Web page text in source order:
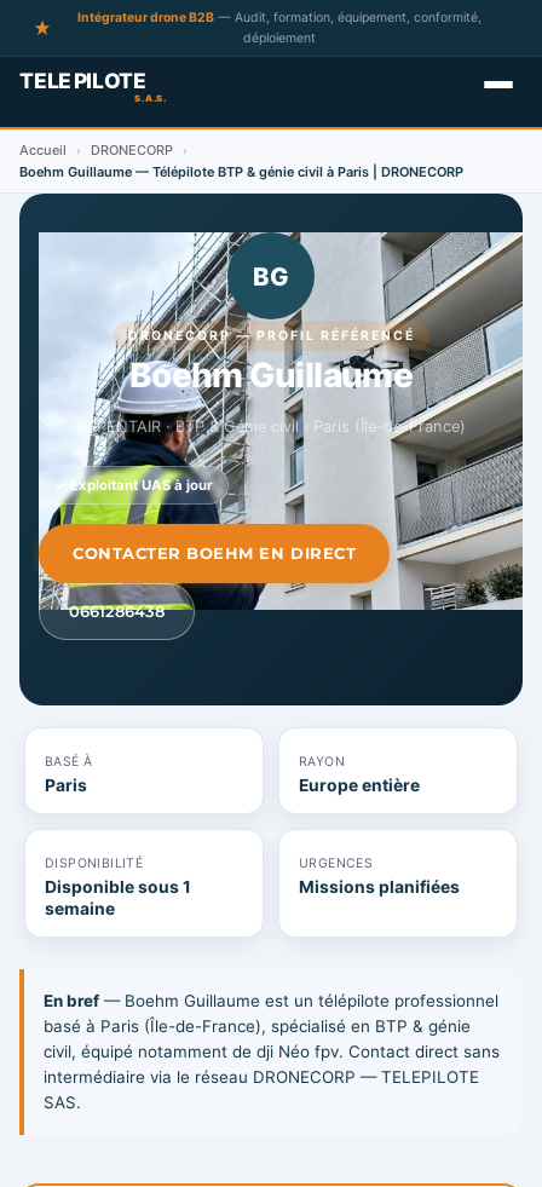
Intégrateur drone B2B — Audit, formation, équipement, conformité,
déploiement
Accueil › DRONECORP ›
Boehm Guillaume — Télépilote BTP & génie civil à Paris | DRONECORP
BG
DRONECORP — PROFIL RÉFÉRENCÉ
Boehm Guillaume
ARPENTAIR · BTP & Génie civil · Paris (Île-de-France)
✓ Exploitant UAS à jour
CONTACTER BOEHM EN DIRECT
0661286438
BASÉ À
Paris
RAYON
Europe entière
DISPONIBILITÉ
Disponible sous 1
semaine
URGENCES
Missions planifiées
En bref — Boehm Guillaume est un télépilote professionnel
basé à Paris (Île-de-France), spécialisé en BTP & génie
civil, équipé notamment de dji Néo fpv. Contact direct sans
intermédiaire via le réseau DRONECORP — TELEPILOTE
SAS.